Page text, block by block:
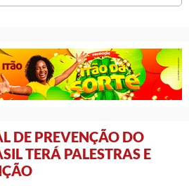
DE PREVENÇÃO DO
TERÁ PALESTRAS E